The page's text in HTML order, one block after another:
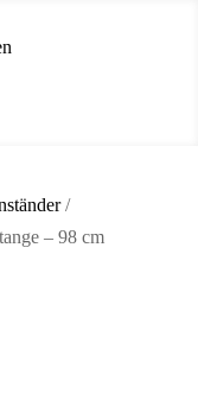
/
– 98 cm